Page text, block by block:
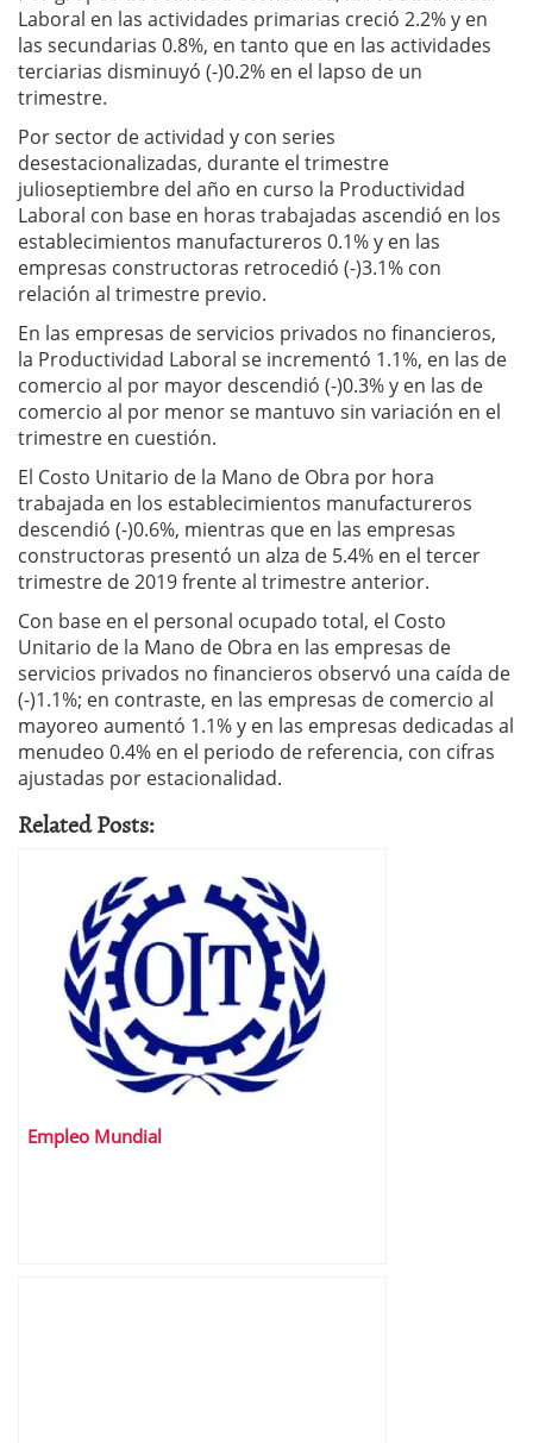
Laboral en las actividades primarias creció 2.2% y en
las secundarias 0.8%, en tanto que en las actividades
terciarias disminuyó (-)0.2% en el lapso de un
trimestre.
Por sector de actividad y con series
desestacionalizadas, durante el trimestre
julioseptiembre del año en curso la Productividad
Laboral con base en horas trabajadas ascendió en los
establecimientos manufactureros 0.1% y en las
empresas constructoras retrocedió (-)3.1% con
relación al trimestre previo.
En las empresas de servicios privados no financieros,
la Productividad Laboral se incrementó 1.1%, en las de
comercio al por mayor descendió (-)0.3% y en las de
comercio al por menor se mantuvo sin variación en el
trimestre en cuestión.
El Costo Unitario de la Mano de Obra por hora
trabajada en los establecimientos manufactureros
descendió (-)0.6%, mientras que en las empresas
constructoras presentó un alza de 5.4% en el tercer
trimestre de 2019 frente al trimestre anterior.
Con base en el personal ocupado total, el Costo
Unitario de la Mano de Obra en las empresas de
servicios privados no financieros observó una caída de
(-)1.1%; en contraste, en las empresas de comercio al
mayoreo aumentó 1.1% y en las empresas dedicadas al
menudeo 0.4% en el periodo de referencia, con cifras
ajustadas por estacionalidad.
Related Posts:
Empleo Mundial